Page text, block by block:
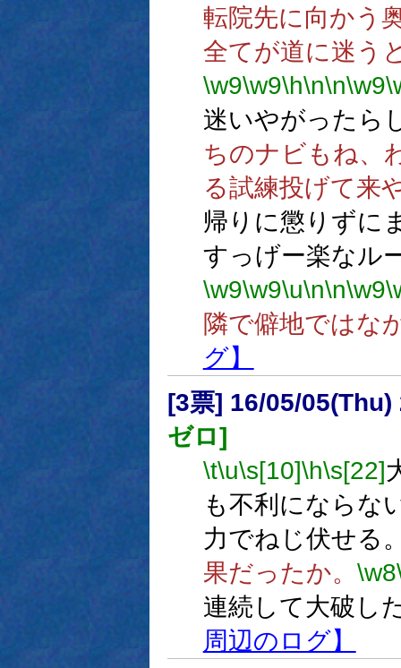
転院先に向かう
全てが道に迷う
\w9\w9\h\n\n\w9
迷いやがったら
ちのナビもね、
る試練投げて来
帰りに懲りずに
すっげー楽なル
\w9\w9\u\n\n\w9
隣で僻地ではな
グ】
[3票] 16/05/
ゼロ]
\t\u\s[10]\h\s[22]
も不利にならな
力でねじ伏せる
果だったか。 \w8
連続して大破し
周辺のログ】